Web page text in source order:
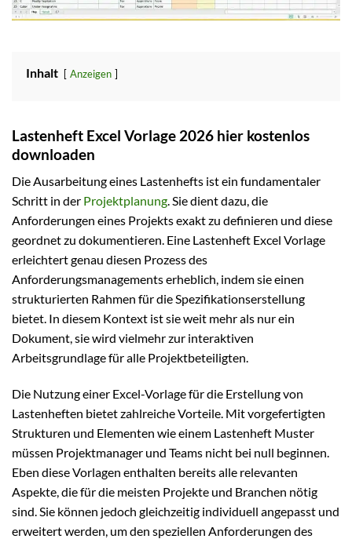
Inhalt Anzeigen
Lastenheft Excel Vorlage 2026 hier kostenlos
downloaden
Die Ausarbeitung eines Lastenhefts ist ein fundamentaler
Schritt in der Projektplanung. Sie dient dazu, die
Anforderungen eines Projekts exakt zu definieren und diese
geordnet zu dokumentieren. Eine Lastenheft Excel Vorlage
erleichtert genau diesen Prozess des
Anforderungsmanagements erheblich, indem sie einen
strukturierten Rahmen für die Spezifikationserstellung
bietet. In diesem Kontext ist sie weit mehr als nur ein
Dokument, sie wird vielmehr zur interaktiven
Arbeitsgrundlage für alle Projektbeteiligten.
Die Nutzung einer Excel-Vorlage für die Erstellung von
Lastenheften bietet zahlreiche Vorteile. Mit vorgefertigten
Strukturen und Elementen wie einem Lastenheft Muster
müssen Projektmanager und Teams nicht bei null beginnen.
Eben diese Vorlagen enthalten bereits alle relevanten
Aspekte, die für die meisten Projekte und Branchen nötig
sind. Sie können jedoch gleichzeitig individuell angepasst und
erweitert werden, um den speziellen Anforderungen des